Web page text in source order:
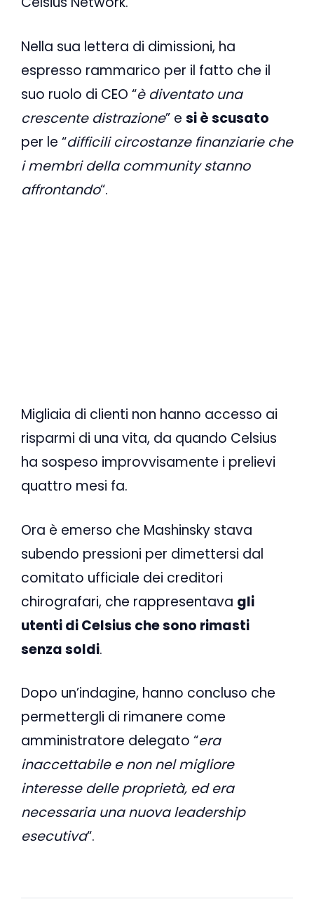
Nella sua lettera di dimissioni, ha
espresso rammarico per il fatto che il
suo ruolo di CEO “è diventato una
crescente distrazione” e si è scusato
per le “difficili circostanze finanziarie che
i membri della community stanno
affrontando“.
Migliaia di clienti non hanno accesso ai
risparmi di una vita, da quando Celsius
ha sospeso improvvisamente i prelievi
quattro mesi fa.
Ora è emerso che Mashinsky stava
subendo pressioni per dimettersi dal
comitato ufficiale dei creditori
chirografari, che rappresentava gli
utenti di Celsius che sono rimasti
senza soldi.
Dopo un’indagine, hanno concluso che
permettergli di rimanere come
amministratore delegato “era
inaccettabile e non nel migliore
interesse delle proprietà, ed era
necessaria una nuova leadership
esecutiva“.